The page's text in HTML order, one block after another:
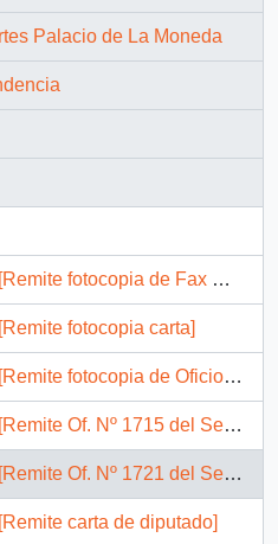
Palacio de La Moneda
de Fax Nº 506 de la Intendencia de la Undécima Región]
fotocopia carta]
fotocopia de Oficio Ord. Nº 8]
Of. Nº 1715 del Senado]
Of. Nº 1721 del Senado]
carta de diputado]